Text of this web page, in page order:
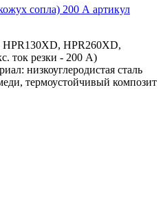
сопла) 200 А артикул
HPR130XD, HPR260XD,
ток резки - 200 А)
низкоуглеродистая сталь
термоустойчивый композит